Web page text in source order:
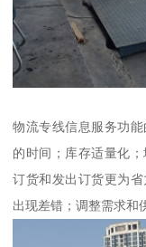
物流专线信息服务功
的时间；库存适量化
订货和发出订货更为
出现差错；调整需求和